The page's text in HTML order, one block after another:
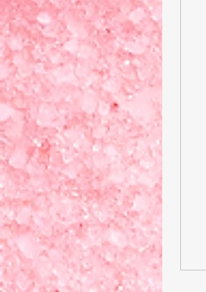
تُحسب أهلية الطلب وسعره النهائي عند إتمام عملية